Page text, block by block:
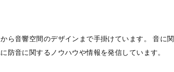
ら音響空間のデザインまで手掛けています。 音に関
防音に関するノウハウや情報を発信しています。